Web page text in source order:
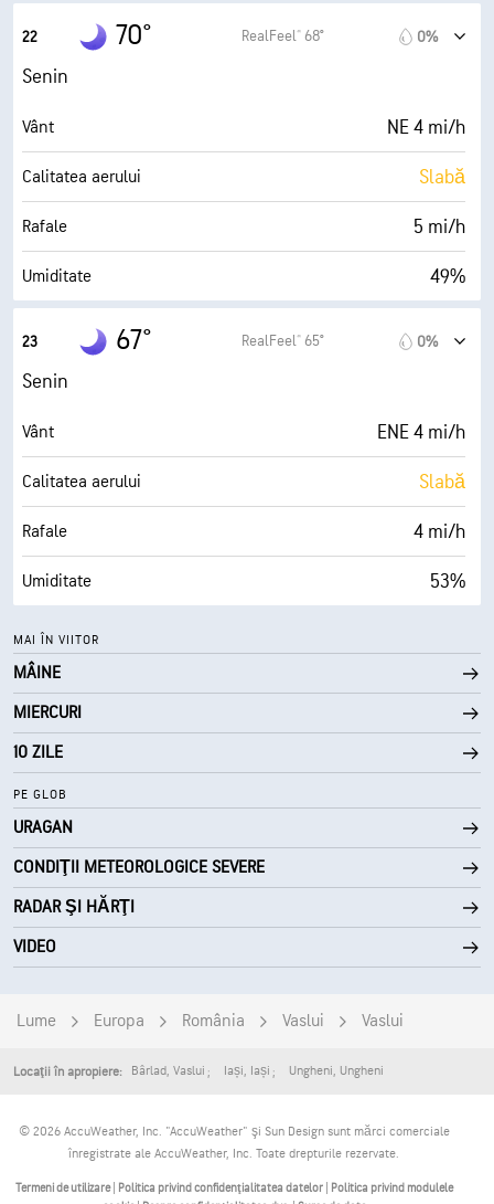
Punct de rouă
AccuLumen Brightness Index™
Nori 0%
Vizibilitate 10 mi
Plafon de nori 30000 ft
22 70° RealFeel® 68° 0%
Senin
Vânt NE 4 mi/h
Calitatea aerului Slabă
Rafale 5 mi/h
Umiditate 49%
Punct de rouă
AccuLumen Brightness Index™
Nori 0%
Vizibilitate 10 mi
Plafon de nori 30000 ft
23 67° RealFeel® 65° 0%
Senin
Vânt ENE 4 mi/h
Calitatea aerului Slabă
Rafale 4 mi/h
Umiditate 53%
Punct de rouă
AccuLumen Brightness Index™ 0 (Mohorât)
Nori 0%
Vizibilitate 10 mi
Plafon de nori 30000 ft
MAI ÎN VIITOR
MÂINE
MIERCURI
10 ZILE
PE GLOB
URAGAN
CONDIŢII METEOROLOGICE SEVERE
RADAR ŞI HĂRŢI
VIDEO
Lume Europa România Vaslui Vaslui
Locaţii în apropiere: Bârlad, Vaslui Iași, Iași Ungheni, Ungheni
© 2026 AccuWeather, Inc. "AccuWeather" şi Sun Design sunt mărci comerciale
înregistrate ale AccuWeather, Inc. Toate drepturile rezervate.
Termeni de utilizare Politica privind confidenţialitatea datelor
Politica privind modulele